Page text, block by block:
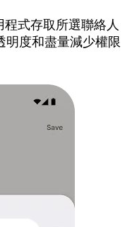
式存取所選聯絡人
度和盡量減少權限